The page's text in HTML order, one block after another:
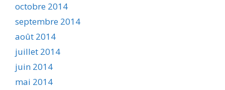
octobre 2014
septembre 2014
août 2014
juillet 2014
juin 2014
mai 2014